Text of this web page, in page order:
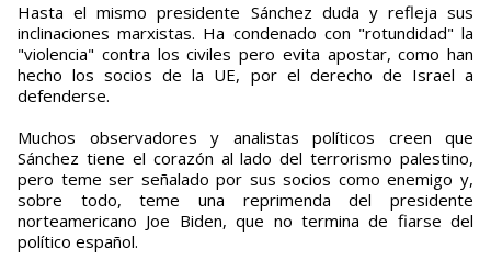
Hasta el mismo presidente Sánchez duda y refleja sus
inclinaciones marxistas. Ha condenado con "rotundidad" la
"violencia" contra los civiles pero evita apostar, como han
hecho los socios de la UE, por el derecho de Israel a
defenderse.
Muchos observadores y analistas políticos creen que
Sánchez tiene el corazón al lado del terrorismo palestino,
pero teme ser señalado por sus socios como enemigo y,
sobre todo, teme una reprimenda del presidente
norteamericano Joe Biden, que no termina de fiarse del
político español.